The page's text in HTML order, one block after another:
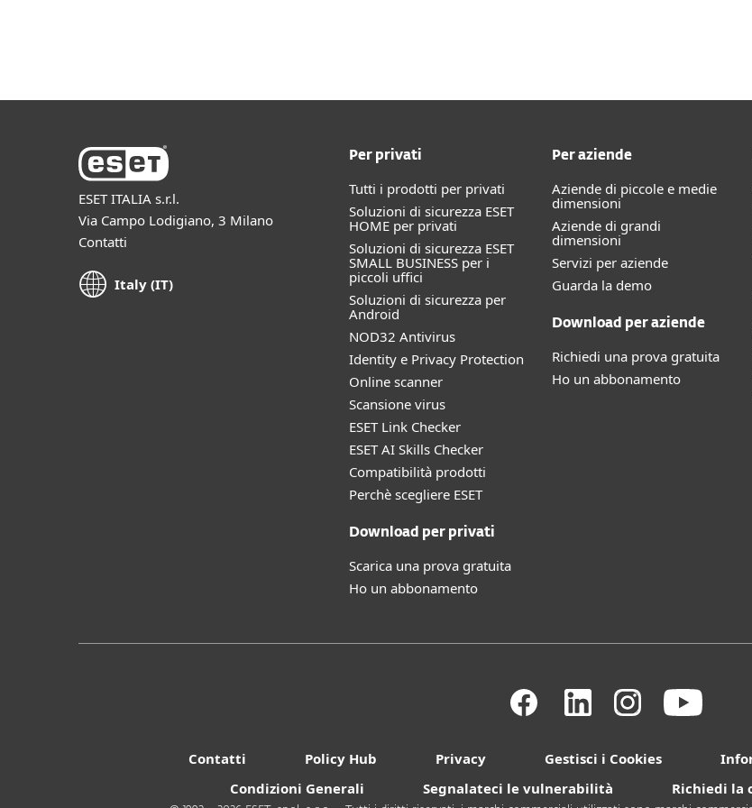
ESET ITALIA s.r.l.
Via Campo Lodigiano, 3 Milano
Contatti
Italy (IT)
Per privati
Tutti i prodotti per privati
Soluzioni di sicurezza ESET
HOME per privati
Soluzioni di sicurezza ESET
SMALL BUSINESS per i
piccoli uffici
Soluzioni di sicurezza per
Android
NOD32 Antivirus
Identity e Privacy Protection
Online scanner
Scansione virus
ESET Link Checker
ESET AI Skills Checker
Compatibilità prodotti
Perchè scegliere ESET
Download per privati
Scarica una prova gratuita
Ho un abbonamento
Per aziende
Aziende di piccole e medie
dimensioni
Aziende di grandi
dimensioni
Servizi per aziende
Guarda la demo
Download per aziende
Richiedi una prova gratuita
Ho un abbonamento
Contatti Policy Hub Privacy Gestisci i Cookies
Condizioni Generali
Segnalateci le vulnerabilità Richiedi la